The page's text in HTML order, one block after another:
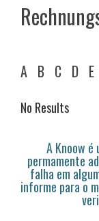
A B C D E
No Results
A Knoow
permamente
falha em
informe para o